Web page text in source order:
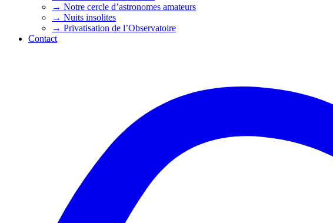
→ Notre cercle d’astronomes amateurs
→ Nuits insolites
→ Privatisation de l’Observatoire
Contact